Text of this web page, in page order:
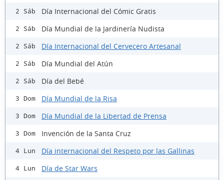
2 Sáb Día Internacional del Cómic Gratis
2 Sáb Día Mundial de la Jardinería Nudista
2 Sáb Día Internacional del Cervecero Artesanal
2 Sáb Día Mundial del Atún
2 Sáb Día del Bebé
3 Dom Día Mundial de la Risa
3 Dom Día Mundial de la Libertad de Prensa
3 Dom Invención de la Santa Cruz
4 Lun Día internacional del Respeto por las Gallinas
4 Lun Día de Star Wars